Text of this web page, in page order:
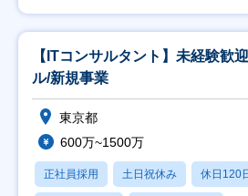
【ITコンサルタント】未経験歓
ル/新規事業
東京都
600万~1500万
正社員採用 土日祝休み 休日120